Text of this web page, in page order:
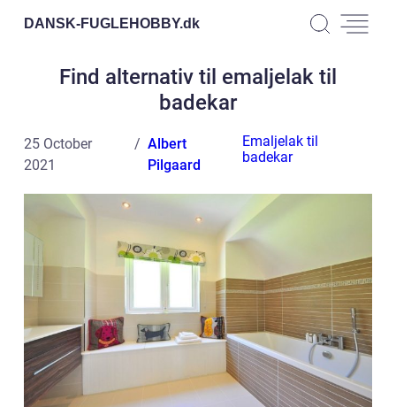
DANSK-FUGLEHOBBY.dk
Find alternativ til emaljelak til
badekar
25 October
2021
Albert
Pilgaard
Emaljelak til
badekar